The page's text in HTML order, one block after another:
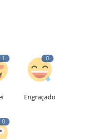
1 0
Engraçado
0